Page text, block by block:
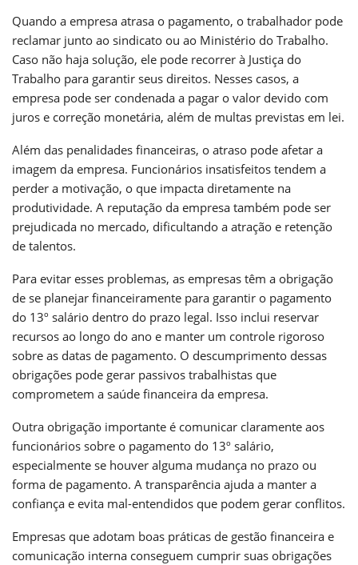
Quando a empresa atrasa o pagamento, o trabalhador pode
reclamar junto ao sindicato ou ao Ministério do Trabalho.
Caso não haja solução, ele pode recorrer à Justiça do
Trabalho para garantir seus direitos. Nesses casos, a
empresa pode ser condenada a pagar o valor devido com
juros e correção monetária, além de multas previstas em lei.
Além das penalidades financeiras, o atraso pode afetar a
imagem da empresa. Funcionários insatisfeitos tendem a
perder a motivação, o que impacta diretamente na
produtividade. A reputação da empresa também pode ser
prejudicada no mercado, dificultando a atração e retenção
de talentos.
Para evitar esses problemas, as empresas têm a obrigação
de se planejar financeiramente para garantir o pagamento
do 13º salário dentro do prazo legal. Isso inclui reservar
recursos ao longo do ano e manter um controle rigoroso
sobre as datas de pagamento. O descumprimento dessas
obrigações pode gerar passivos trabalhistas que
comprometem a saúde financeira da empresa.
Outra obrigação importante é comunicar claramente aos
funcionários sobre o pagamento do 13º salário,
especialmente se houver alguma mudança no prazo ou
forma de pagamento. A transparência ajuda a manter a
confiança e evita mal-entendidos que podem gerar conflitos.
Empresas que adotam boas práticas de gestão financeira e
comunicação interna conseguem cumprir suas obrigações